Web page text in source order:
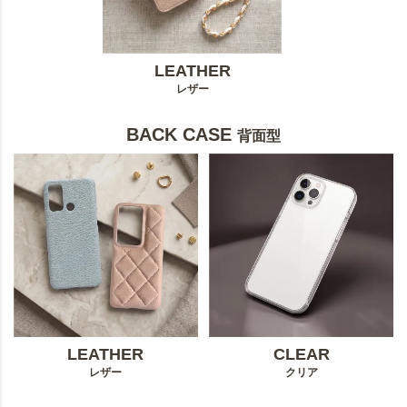
LEATHER
レザー
BACK CASE 背面型
LEATHER
レザー
CLEAR
クリア